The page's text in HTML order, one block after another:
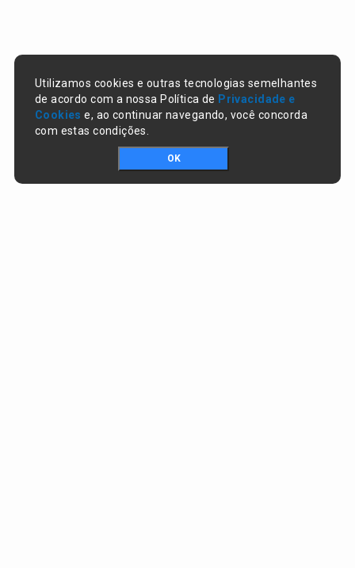
Utilizamos cookies e outras tecnologias semelhantes
de acordo com a nossa Política de Privacidade e
Cookies e, ao continuar navegando, você concorda
com estas condições.
OK